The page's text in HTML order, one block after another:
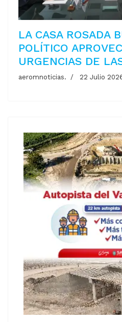
LA CASA ROSADA
POLÍTICO
URGENCIAS DE
aeromnoticias. 22 Julio